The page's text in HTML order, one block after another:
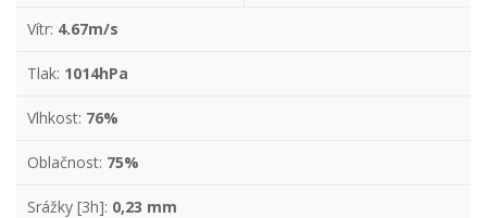
Vítr: 4.67m/s
Tlak: 1014hPa
Vlhkost: 76%
Oblačnost: 75%
Srážky [3h]: 0,23 mm